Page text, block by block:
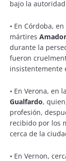
bajo la
• En Córdoba,
mártires Amador
durante la
fueron
insistentemente
• En Verona, en
Gualfardo,
profesión,
recibido por los
cerca de la
• En Vernon,